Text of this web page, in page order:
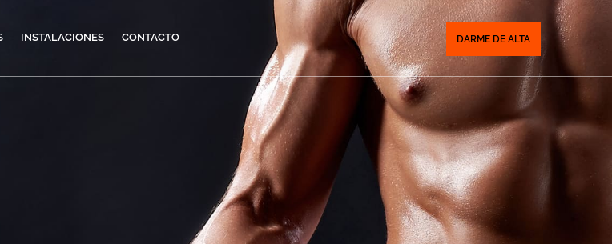
INSTALACIONES CONTACTO DARME DE ALTA